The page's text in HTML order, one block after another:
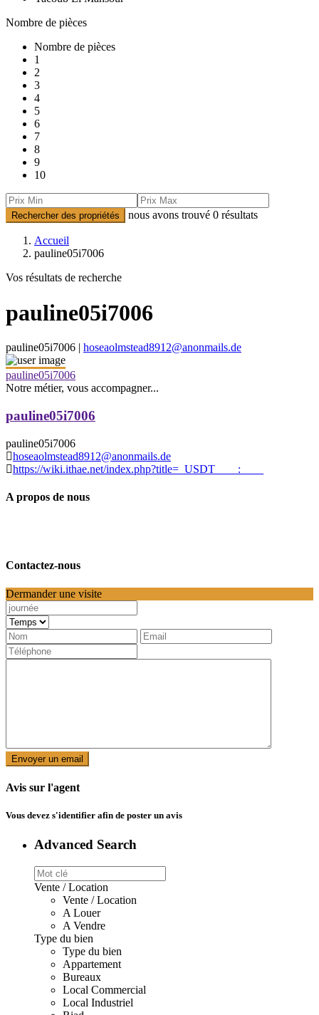
Nombre de pièces
Nombre de pièces
1
2
3
4
5
6
7
8
9
10
Rechercher des propriétés nous avons trouvé 0 résultats
Accueil
pauline05i7006
Vos résultats de recherche
pauline05i7006
pauline05i7006 | hoseaolmstead8912@anonmails.de
pauline05i7006
Notre métier, vous accompagner...
pauline05i7006
pauline05i7006
hoseaolmstead8912@anonmails.de
https://wiki.ithae.net/index.php?title=_USDT____:____
A propos de nous
Contactez-nous
Dermander une visite
Avis sur l'agent
Vous devez s'identifier afin de poster un avis
Advanced Search
Vente / Location
Vente / Location
A Louer
A Vendre
Type du bien
Type du bien
Appartement
Bureaux
Local Commercial
Local Industriel